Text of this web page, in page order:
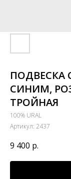
ПОДВЕСКА
СИНИМ,
ТРОЙНАЯ
100% URAL
Артикул: 2437
9 400 р.